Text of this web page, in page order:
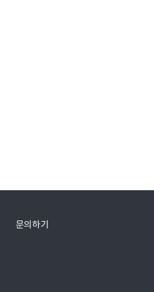
문의하기